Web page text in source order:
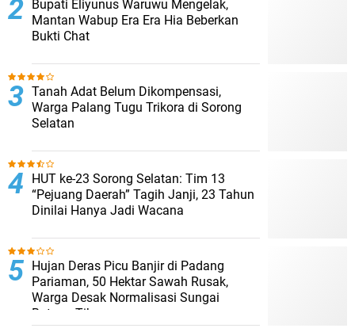
Bupati Eliyunus Waruwu Mengelak,
Mantan Wabup Era Era Hia Beberkan
Bukti Chat
Tanah Adat Belum Dikompensasi,
Warga Palang Tugu Trikora di Sorong
Selatan
HUT ke-23 Sorong Selatan: Tim 13
“Pejuang Daerah” Tagih Janji, 23 Tahun
Dinilai Hanya Jadi Wacana
Hujan Deras Picu Banjir di Padang
Pariaman, 50 Hektar Sawah Rusak,
Warga Desak Normalisasi Sungai
Batang Tiku